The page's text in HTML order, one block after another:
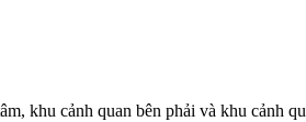
khu cảnh quan bên phải và khu cảnh